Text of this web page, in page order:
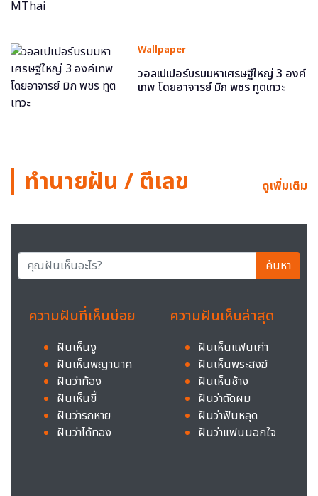
Wallpaper
วอลเปเปอร์บรมมหาเศรษฐีใหญ่ 3 องค์
เทพ โดยอาจารย์ มิก พชร ทูตเทวะ
ทำนายฝัน / ตีเลข ดูเพิ่มเติม
ค้นหา
ความฝันที่เห็นบ่อย
ฝันเห็นงู
ฝันเห็นพญานาค
ฝันว่าท้อง
ฝันเห็นขี้
ฝันว่ารถหาย
ฝันว่าได้ทอง
ความฝันเห็นล่าสุด
ฝันเห็นแฟนเก่า
ฝันเห็นพระสงฆ์
ฝันเห็นช้าง
ฝันว่าตัดผม
ฝันว่าฟันหลุด
ฝันว่าแฟนนอกใจ